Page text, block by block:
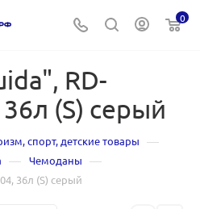
0
RD-
(S) серый
спорт, детские товары —
— Чемоданы —
36л (S) серый